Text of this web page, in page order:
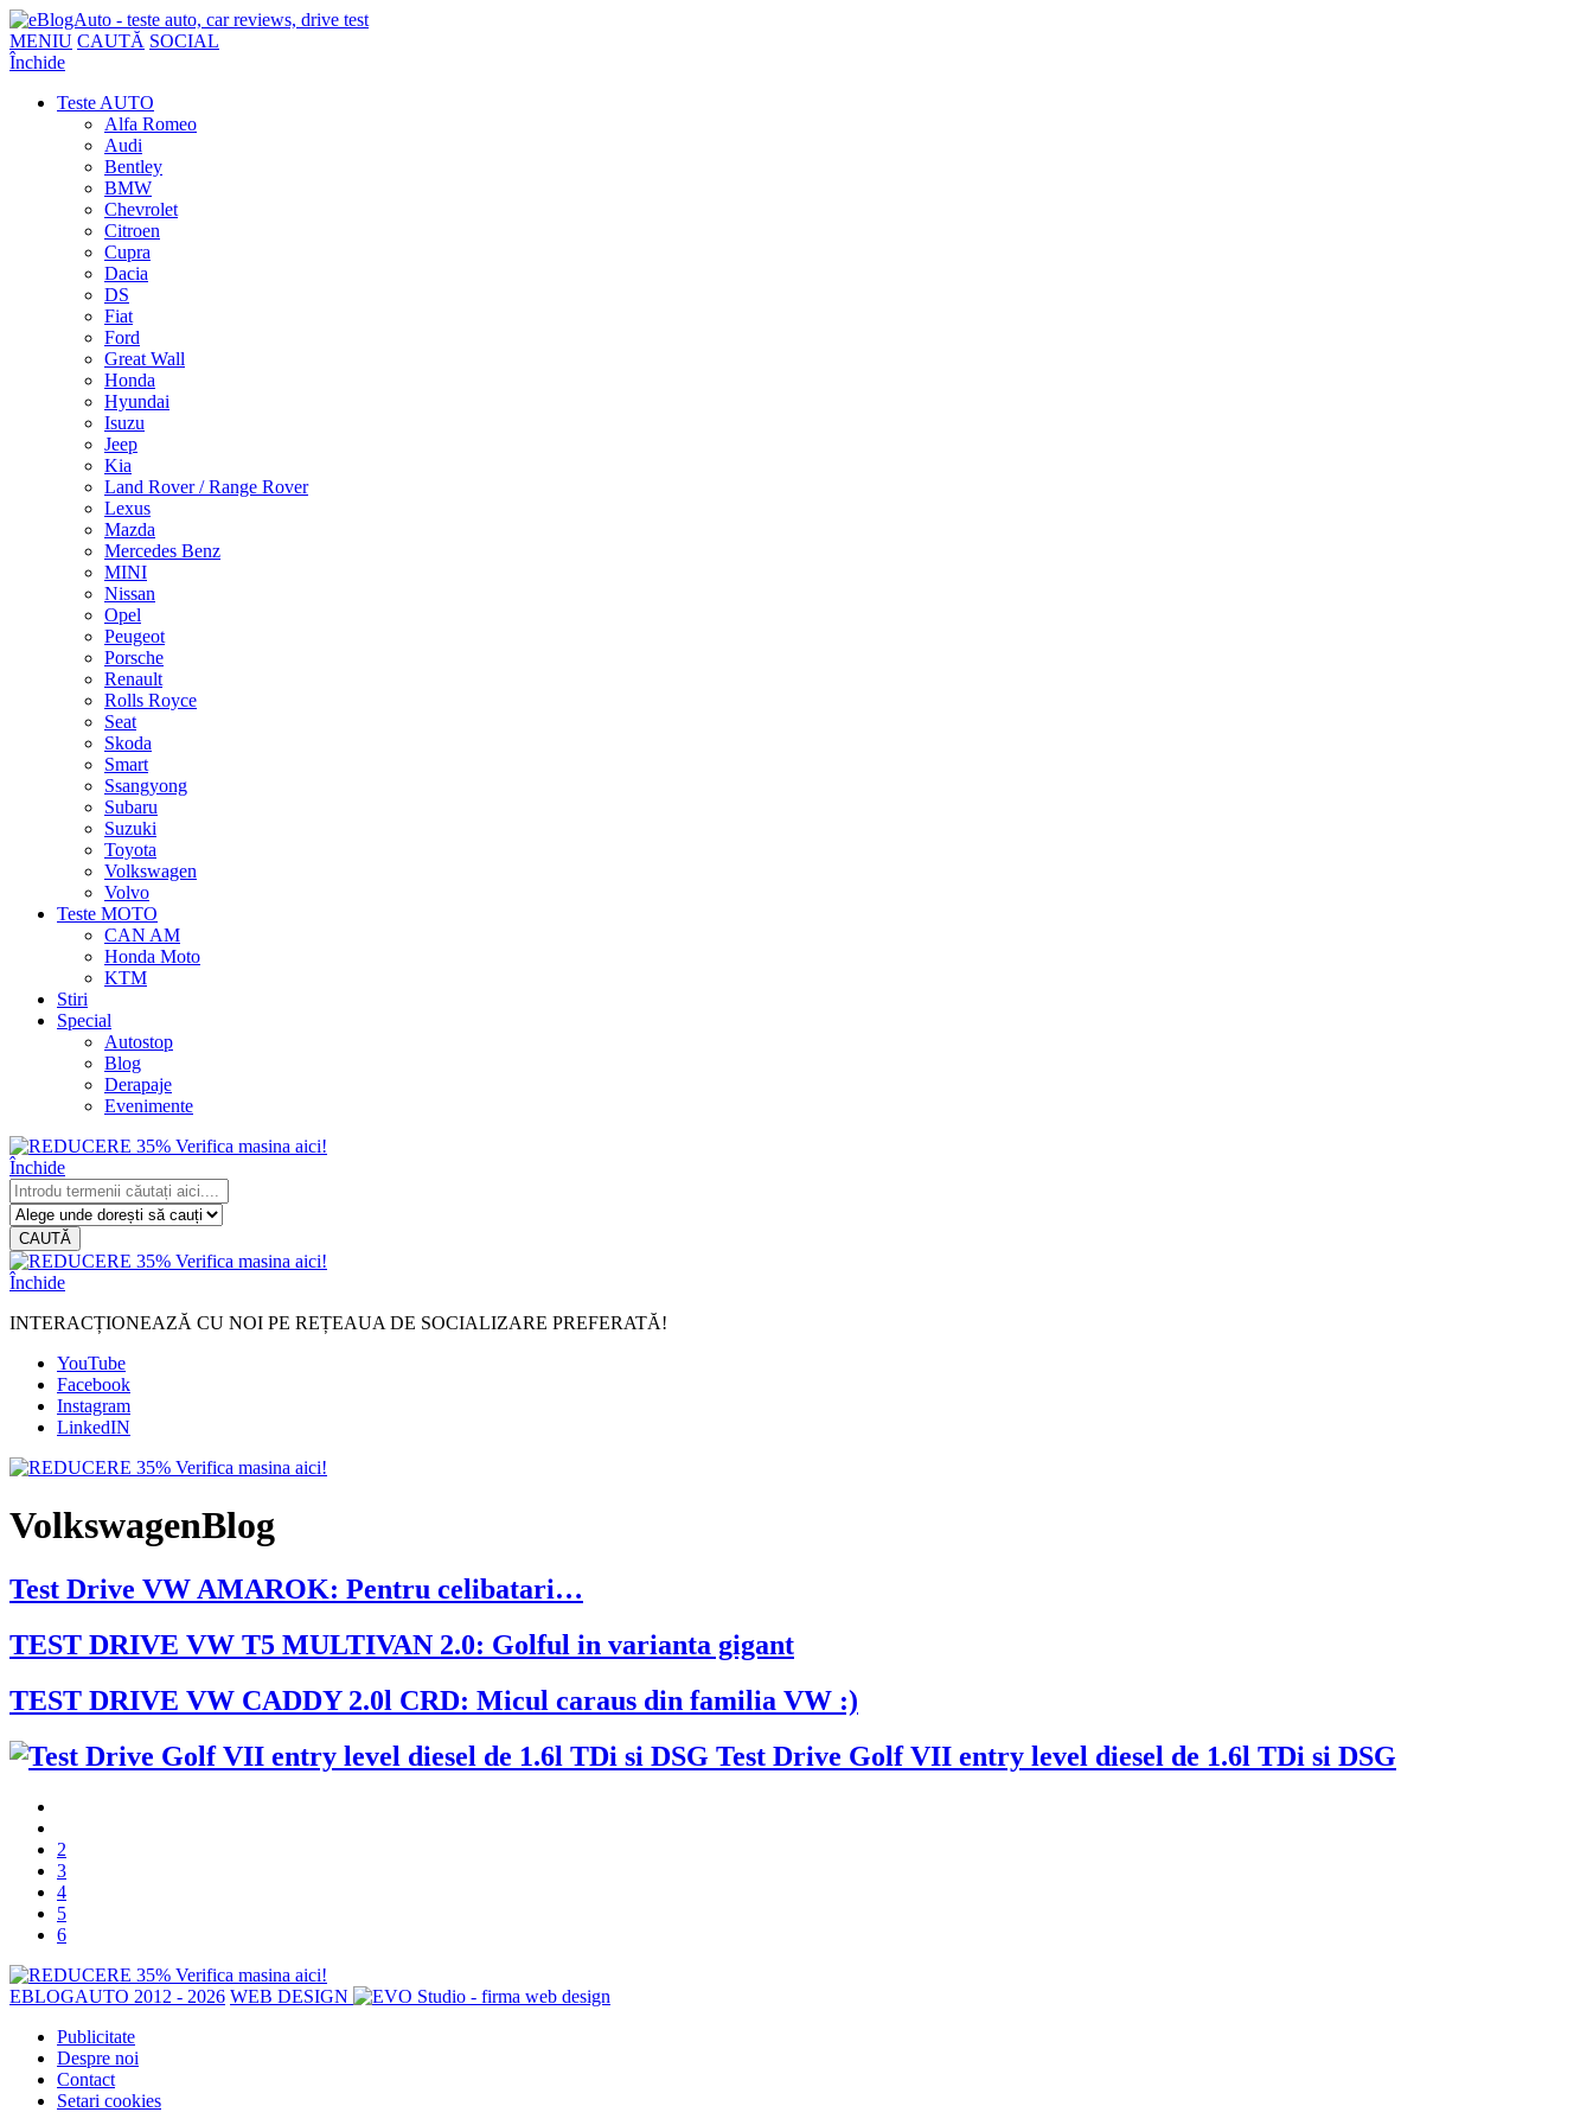
MENIU CAUTĂ SOCIAL
Închide
Teste AUTO
Alfa Romeo
Audi
Bentley
BMW
Chevrolet
Citroen
Cupra
Dacia
DS
Fiat
Ford
Great Wall
Honda
Hyundai
Isuzu
Jeep
Kia
Land Rover / Range Rover
Lexus
Mazda
Mercedes Benz
MINI
Nissan
Opel
Peugeot
Porsche
Renault
Rolls Royce
Seat
Skoda
Smart
Ssangyong
Subaru
Suzuki
Toyota
Volkswagen
Volvo
Teste MOTO
CAN AM
Honda Moto
KTM
Stiri
Special
Autostop
Blog
Derapaje
Evenimente
Închide
CAUTĂ
Închide
INTERACȚIONEAZĂ CU NOI PE REȚEAUA DE SOCIALIZARE PREFERATĂ!
YouTube
Facebook
Instagram
LinkedIN
VolkswagenBlog
Test Drive VW AMAROK: Pentru celibatari…
TEST DRIVE VW T5 MULTIVAN 2.0: Golful in varianta gigant
TEST DRIVE VW CADDY 2.0l CRD: Micul caraus din familia VW :)
Test Drive Golf VII entry level diesel de 1.6l TDi si DSG
2
3
4
5
6
EBLOGAUTO 2012 - 2026 WEB DESIGN
Publicitate
Despre noi
Contact
Setari cookies